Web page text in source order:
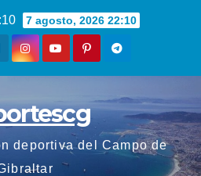
7 agosto, 2026 22:10
deportiva del Campo de